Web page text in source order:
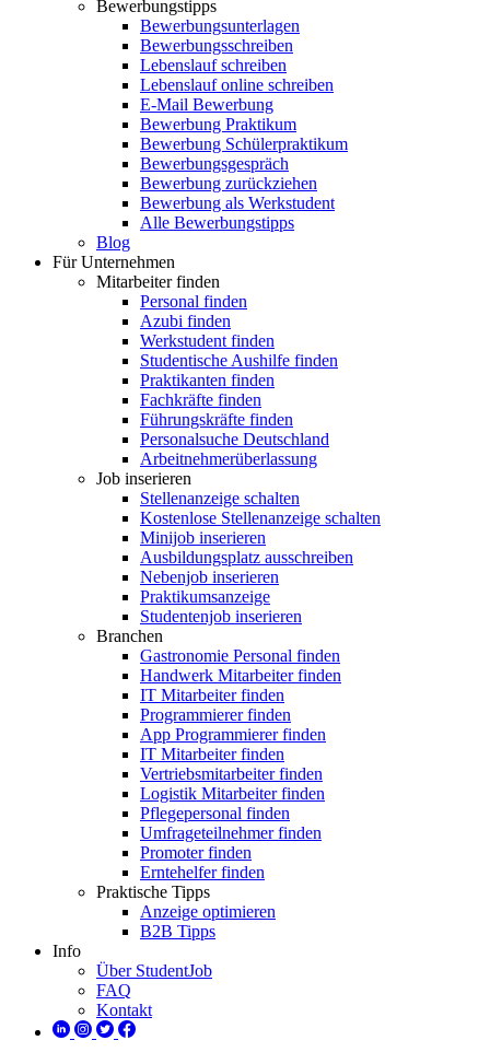
Bewerbungstipps
Bewerbungsunterlagen
Bewerbungsschreiben
Lebenslauf schreiben
Lebenslauf online schreiben
E-Mail Bewerbung
Bewerbung Praktikum
Bewerbung Schülerpraktikum
Bewerbungsgespräch
Bewerbung zurückziehen
Bewerbung als Werkstudent
Alle Bewerbungstipps
Blog
Für Unternehmen
Mitarbeiter finden
Personal finden
Azubi finden
Werkstudent finden
Studentische Aushilfe finden
Praktikanten finden
Fachkräfte finden
Führungskräfte finden
Personalsuche Deutschland
Arbeitnehmerüberlassung
Job inserieren
Stellenanzeige schalten
Kostenlose Stellenanzeige schalten
Minijob inserieren
Ausbildungsplatz ausschreiben
Nebenjob inserieren
Praktikumsanzeige
Studentenjob inserieren
Branchen
Gastronomie Personal finden
Handwerk Mitarbeiter finden
IT Mitarbeiter finden
Programmierer finden
App Programmierer finden
IT Mitarbeiter finden
Vertriebsmitarbeiter finden
Logistik Mitarbeiter finden
Pflegepersonal finden
Umfrageteilnehmer finden
Promoter finden
Erntehelfer finden
Praktische Tipps
Anzeige optimieren
B2B Tipps
Info
Über StudentJob
FAQ
Kontakt